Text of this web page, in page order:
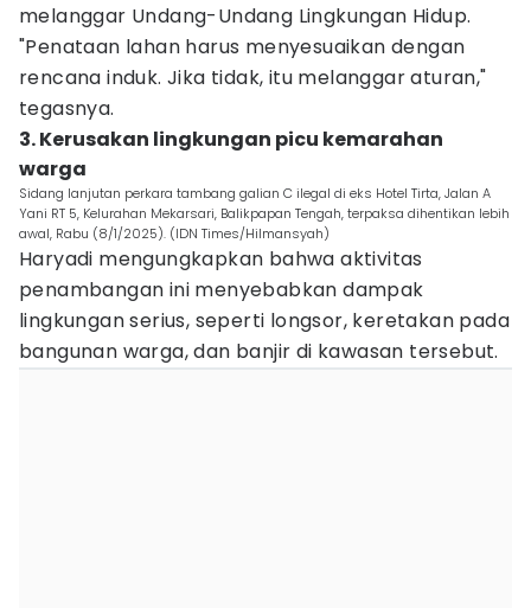
melanggar Undang-Undang Lingkungan Hidup.
"Penataan lahan harus menyesuaikan dengan
rencana induk. Jika tidak, itu melanggar aturan,"
tegasnya.
3. Kerusakan lingkungan picu kemarahan
warga
Sidang lanjutan perkara tambang galian C ilegal di eks Hotel Tirta, Jalan A
Yani RT 5, Kelurahan Mekarsari, Balikpapan Tengah, terpaksa dihentikan lebih
awal, Rabu (8/1/2025). (IDN Times/Hilmansyah)
Haryadi mengungkapkan bahwa aktivitas
penambangan ini menyebabkan dampak
lingkungan serius, seperti longsor, keretakan pada
bangunan warga, dan banjir di kawasan tersebut.